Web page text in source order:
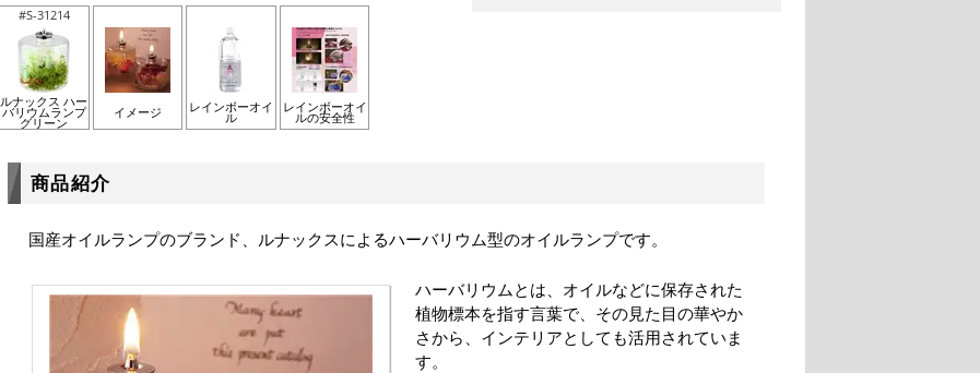
#S-31214
ルナックス ハー
バリウムランプ
グリーン
イメージ レインボーオイ
ル
レインボーオイ
ルの安全性
商品紹介
国産オイルランプのブランド、ルナックスによるハーバリウム型のオイルランプです。
ハーバリウムとは、オイルなどに保存された
植物標本を指す言葉で、その見た目の華やか
さから、インテリアとしても活用されていま
す。